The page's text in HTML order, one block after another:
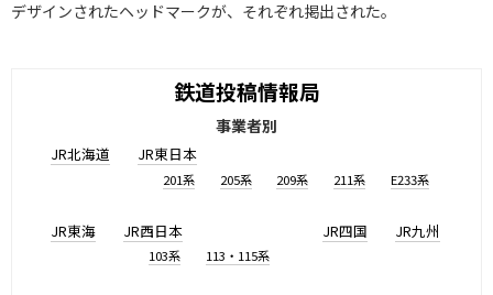
デザインされたヘッドマークが、それぞれ掲出された。
鉄道投稿情報局
事業者別
JR北海道 JR東日本
201系 205系 209系 211系 E233系
JR東海 JR西日本
103系 113・115系
JR四国 JR九州